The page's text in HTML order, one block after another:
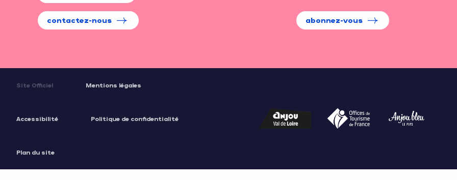
contactez-nous abonnez-vous
Site Officiel Mentions légales
Accessibilité Politique de confidentialité
Plan du site